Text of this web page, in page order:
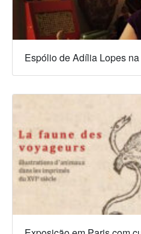
Espólio de Adília Lopes